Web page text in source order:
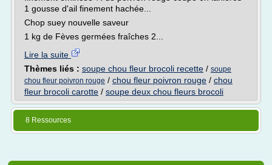
1 gousse d'ail finement hachée...
Chop suey nouvelle saveur
1 kg de Fèves germées fraîches 2...
Lire la suite
Thèmes liés : soupe chou fleur brocoli recette / soupe
chou fleur poivron rouge / chou fleur poivron rouge / chou
fleur brocoli carotte / soupe deux chou fleurs brocoli
8 Ressources